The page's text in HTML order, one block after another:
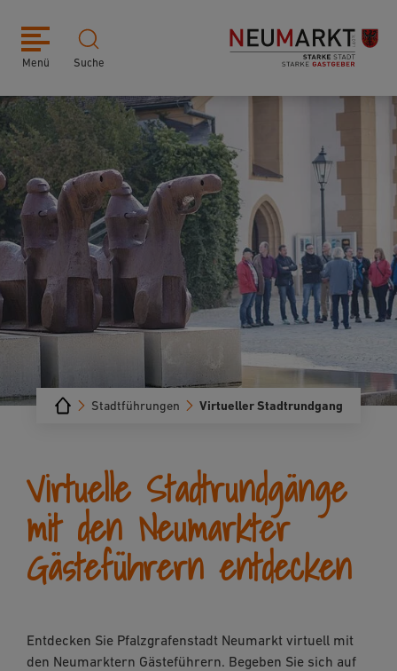
Menü Suche
Virtueller Stadtrundgang
Stadtführungen
Virtuelle Stadtrundgänge
mit den Neumarkter
Gästeführern entdecken
Entdecken Sie Pfalzgrafenstadt Neumarkt virtuell mit
den Neumarktern Gästeführern. Begeben Sie sich auf